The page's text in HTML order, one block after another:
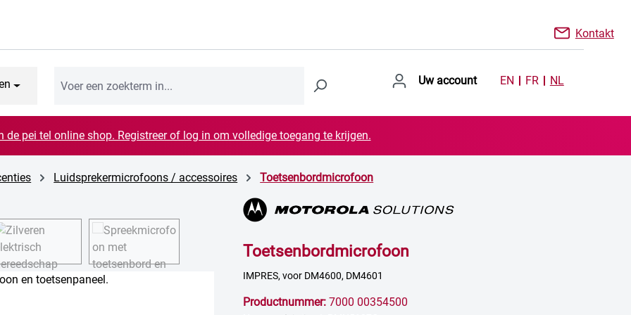
Kontakt
Uw account EN FR NL
de pei tel online shop. Registreer of log in om volledige toegang te krijgen.
Luidsprekermicrofoons / accessoires Toetsenbordmicrofoon
Toetsenbordmicrofoon
IMPRES, voor DM4600, DM4601
Productnummer: 7000 00354500